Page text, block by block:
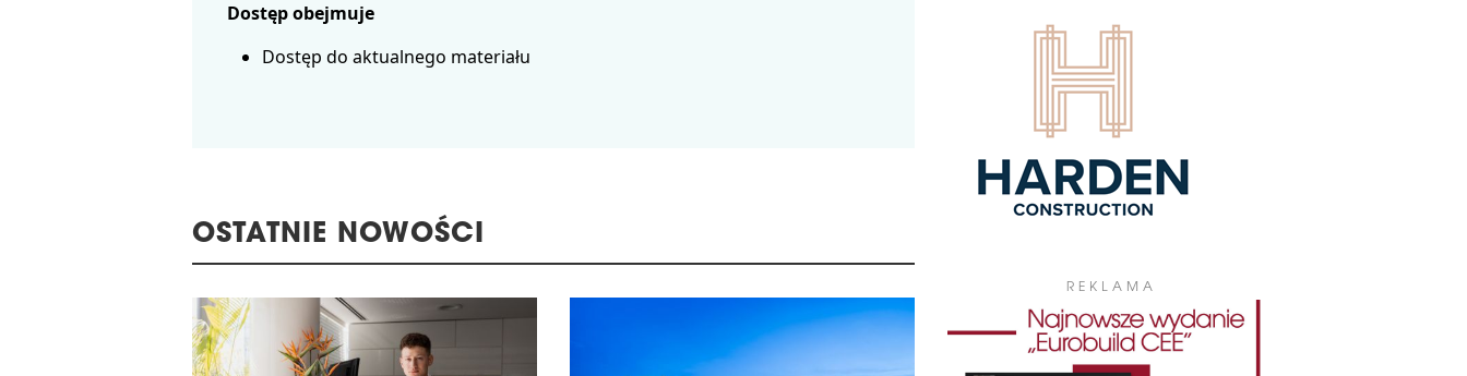
Dostęp obejmuje
Dostęp do aktualnego materiału
OSTATNIE NOWOŚCI
REKLAMA